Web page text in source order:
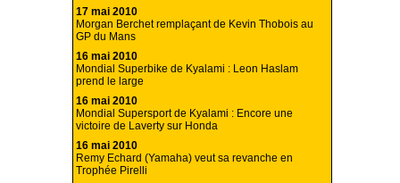
17 mai 2010
Morgan Berchet remplaçant de Kevin Thobois au
GP du Mans
16 mai 2010
Mondial Superbike de Kyalami : Leon Haslam
prend le large
16 mai 2010
Mondial Supersport de Kyalami : Encore une
victoire de Laverty sur Honda
16 mai 2010
Remy Echard (Yamaha) veut sa revanche en
Trophée Pirelli